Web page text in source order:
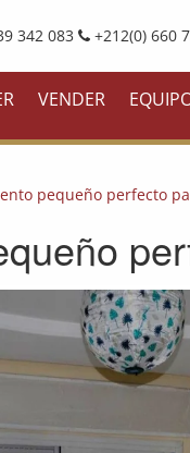
342 083 +212(0) 660
VENDER
pequeño perfecto